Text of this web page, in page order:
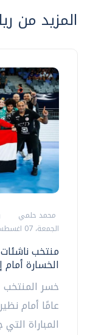
المزيد من
محمد حلمي
الجمعة، 07 اغسطس 2026 11:52 م
منتخب
الخسارة أمام
المباراة